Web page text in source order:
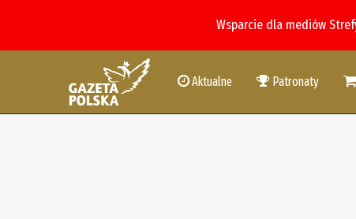
Wsparcie dla mediów
Aktualne Patronaty